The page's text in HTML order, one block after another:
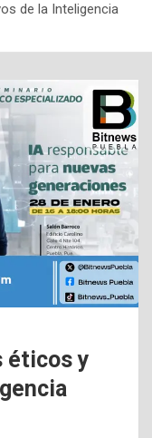
de la Inteligencia
éticos y